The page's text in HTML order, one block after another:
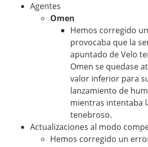
Agentes
Omen
Hemos corregido
provocaba que la
apuntado de Velo
Omen se quedase
valor inferior para
lanzamiento de
mientras intentaba
tenebroso.
Actualizaciones al modo
Hemos corregido un